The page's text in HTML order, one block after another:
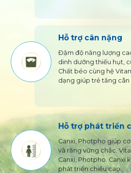
Hỗ trợ cân nặng
Đậm độ năng lượng
dinh dưỡng thiếu hụt,
Chất béo cùng hệ
dạng giúp trẻ tăng cân
Hỗ trợ phát triển
Canxi, Photpho giúp
và răng vững chắc.
Canxi, Photpho. Canxi
phát triển chiều cao.